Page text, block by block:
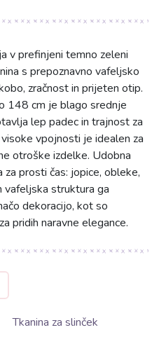
v prefinjeni temno zeleni
s prepoznavno vafeljsko
zračnost in prijeten otip.
148 cm je blago srednje
lep padec in trajnost za
vpojnosti je idealen za
otroške izdelke. Udobna
prosti čas: jopice, obleke,
vafeljska struktura ga
dekoracijo, kot so
pridih naravne elegance.
Tkanina za slinček